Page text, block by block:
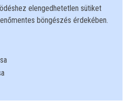
elengedhetetlen sütiket
böngészés érdekében.